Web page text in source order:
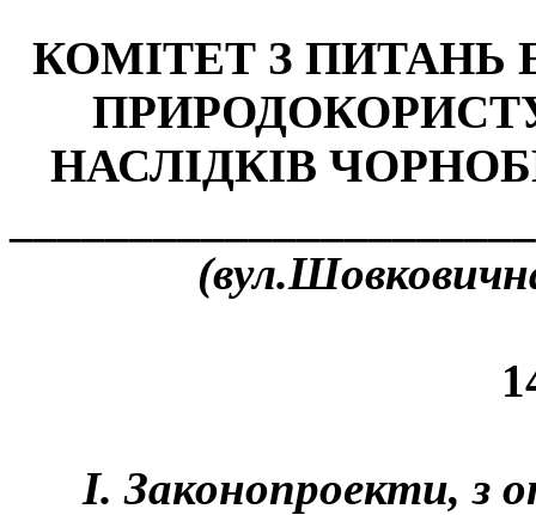
КОМІТЕТ З ПИТАНЬ
НАСЛІДКІВ
І. Законопроекти, з